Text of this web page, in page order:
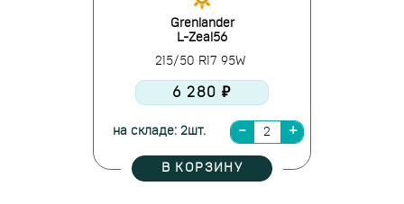
Grenlander
L-Zeal56
215/50 R17 95W
6 280 ₽
на складе: 2шт.
В КОРЗИНУ